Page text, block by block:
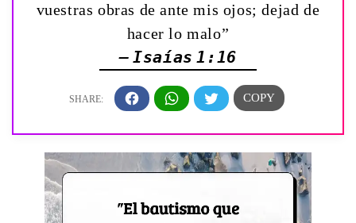
vuestras obras de ante mis ojos; dejad de
hacer lo malo”
— Isaías 1:16